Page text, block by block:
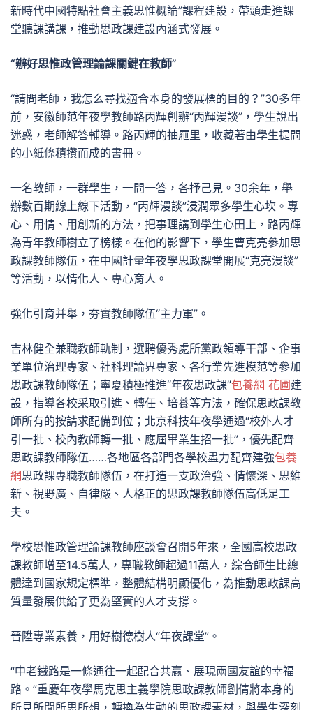
新時代中國特點社會主義思惟概論”課程建設，帶頭走進課
堂聽課講課，推動思政課建設內涵式發展。
“辦好思惟政管理論課關鍵在教師”
“請問老師，我怎么尋找適合本身的發展標的目的？”30多年
前，安徽師范年夜學教師路丙輝創辦“丙輝漫談”，學生說出
迷惑，老師解答輔導。路丙輝的抽屜里，收藏著由學生提問
的小紙條積攢而成的書冊。
一名教師，一群學生，一問一答，各抒己見。30余年，舉
辦數百期線上線下活動，“丙輝漫談”浸潤眾多學生心坎。專
心、用情、用創新的方法，把事理講到學生心田上，路丙輝
為青年教師樹立了榜樣。在他的影響下，學生曹克亮參加思
政課教師隊伍，在中國計量年夜學思政課堂開展“克亮漫談”
等活動，以情化人、專心育人。
強化引育并舉，夯實教師隊伍“主力軍”。
吉林健全兼職教師軌制，選聘優秀處所黨政領導干部、企事
業單位治理專家、社科理論界專家、各行業先進模范等參加
思政課教師隊伍；寧夏積極推進“年夜思政課”包養網 花圃建
設，指導各校采取引進、轉任、培養等方法，確保思政課教
師所有的按請求配備到位；北京科技年夜學通過“校外人才
引一批、校內教師轉一批、應屆畢業生招一批”，優先配齊
思政課教師隊伍……各地區各部門各學校盡力配齊建強包養
網思政課專職教師隊伍，在打造一支政治強、情懷深、思維
新、視野廣、自律嚴、人格正的思政課教師隊伍高低足工
夫。
學校思惟政管理論課教師座談會召開5年來，全國高校思政
課教師增至14.5萬人，專職教師超過11萬人，綜合師生比總
體達到國家規定標準，整體結構明顯優化，為推動思政課高
質量發展供給了更為堅實的人才支撐。
晉陞專業素養，用好樹德樹人“年夜課堂”。
“中老鐵路是一條通往一起配合共贏、展現兩國友誼的幸福
路。”重慶年夜學馬克思主義學院思政課教師劉倩將本身的
所見所聞所思所想，轉換為生動的思政課素材，與學生深刻